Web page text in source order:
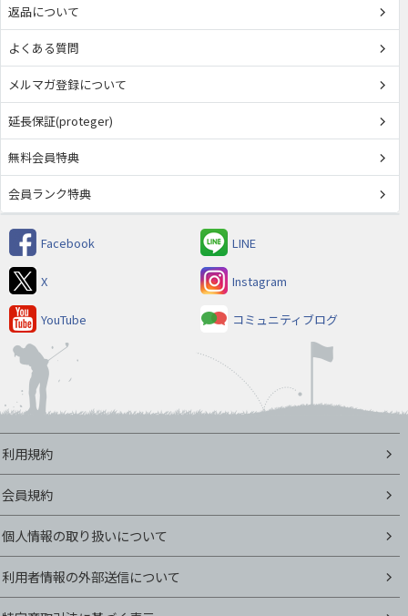
返品について
よくある質問
メルマガ登録について
延長保証(proteger)
無料会員特典
会員ランク特典
Facebook LINE
X Instagram
YouTube コミュニティブログ
利用規約
会員規約
個人情報の取り扱いについて
利用者情報の外部送信について